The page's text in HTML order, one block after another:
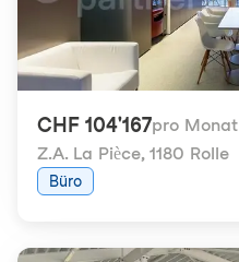
CHF 104'167pro Monat
Z.A. La Pièce, 1180 Rolle
Büro